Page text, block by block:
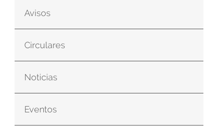
Avisos
Circulares
Noticias
Eventos